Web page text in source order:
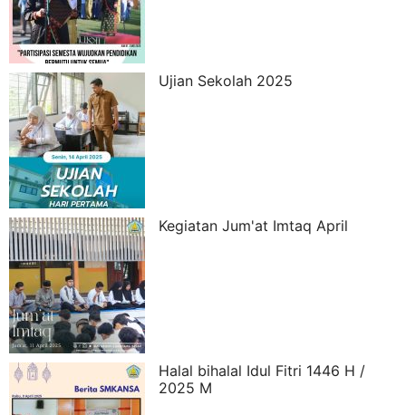
Ujian Sekolah 2025
Kegiatan Jum'at Imtaq April
Halal bihalal Idul Fitri 1446 H /
2025 M